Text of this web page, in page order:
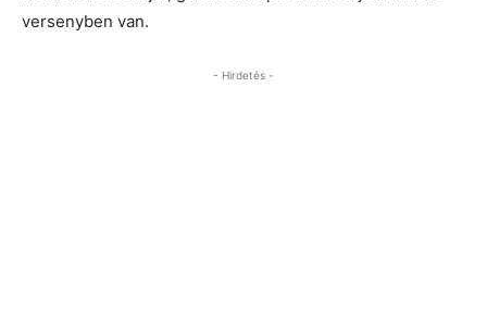
versenyben van.
- Hirdetés -